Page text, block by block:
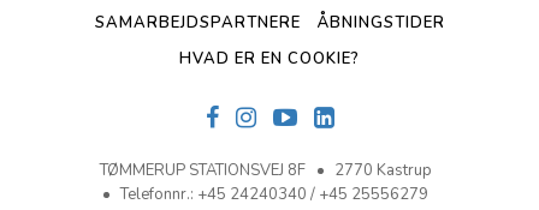
SAMARBEJDSPARTNERE
ÅBNINGSTIDER
HVAD ER EN COOKIE?
TØMMERUP STATIONSVEJ 8F
2770 Kastrup
Telefonnr.: +45 24240340 / +45 25556279